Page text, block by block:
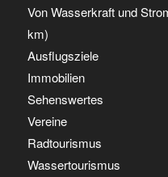
Von Wasserkraft und
km)
Ausflugsziele
Immobilien
Sehenswertes
Vereine
Radtourismus
Wassertourismus